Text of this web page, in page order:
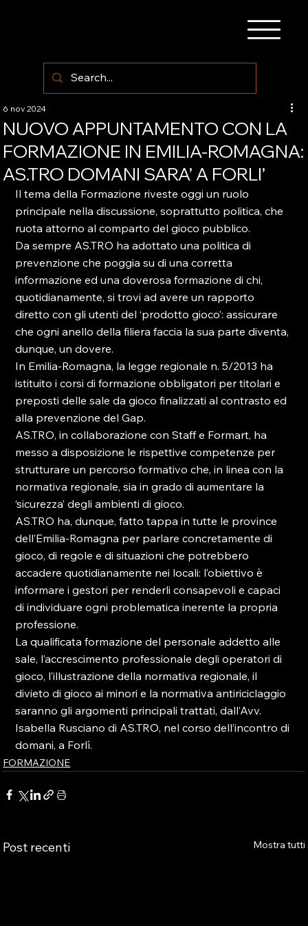
NUOVO APPUNTAMENTO CON LA
FORMAZIONE IN EMILIA-ROMAGNA:
AS.TRO DOMANI SARA’ A FORLI’
6 nov 2024
Il tema della Formazione riveste oggi un ruolo
principale nella discussione, soprattutto politica, che
ruota attorno al comparto del gioco pubblico.
Da sempre AS.TRO ha adottato una politica di
prevenzione che poggia su di una corretta
informazione ed una doverosa formazione di chi,
quotidianamente, si trovi ad avere un rapporto
diretto con gli utenti del ‘prodotto gioco’: assicurare
che ogni anello della filiera faccia la sua parte diventa,
dunque, un dovere.
In Emilia-Romagna, la legge regionale n. 5/2013 ha
istituito i corsi di formazione obbligatori per titolari e
preposti delle sale da gioco finalizzati al contrasto ed
alla prevenzione del Gap.
AS.TRO, in collaborazione con Staff e Formart, ha
messo a disposizione le rispettive competenze per
strutturare un percorso formativo che, in linea con la
normativa regionale, sia in grado di aumentare la
‘sicurezza’ degli ambienti di gioco.
AS.TRO ha, dunque, fatto tappa in tutte le province
dell’Emilia-Romagna per parlare concretamente di
gioco, di regole e di situazioni che potrebbero
accadere quotidianamente nei locali: l’obiettivo è
informare i gestori per renderli consapevoli e capaci
di individuare ogni problematica inerente la propria
professione.
La qualificata formazione del personale addetto alle
sale, l’accrescimento professionale degli operatori di
gioco, l’illustrazione della normativa regionale, il
divieto di gioco ai minori e la normativa antiriciclaggio
saranno gli argomenti principali trattati, dall’Avv.
Isabella Rusciano di AS.TRO, nel corso dell’incontro di
domani, a Forlì.
FORMAZIONE
Post recenti Mostra tutti